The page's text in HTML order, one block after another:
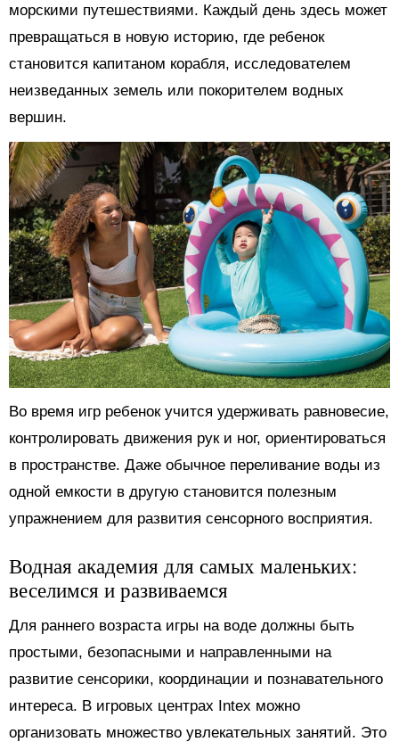
морскими путешествиями. Каждый день здесь может
превращаться в новую историю, где ребенок
становится капитаном корабля, исследователем
неизведанных земель или покорителем водных
вершин.
Во время игр ребенок учится удерживать равновесие,
контролировать движения рук и ног, ориентироваться
в пространстве. Даже обычное переливание воды из
одной емкости в другую становится полезным
упражнением для развития сенсорного восприятия.
Водная академия для самых маленьких:
веселимся и развиваемся
Для раннего возраста игры на воде должны быть
простыми, безопасными и направленными на
развитие сенсорики, координации и познавательного
интереса. В игровых центрах Intex можно
организовать множество увлекательных занятий. Это